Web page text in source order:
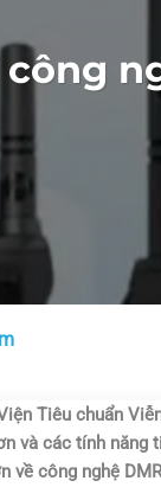
Tiêu chuẩn
và các tính năng
về công nghệ